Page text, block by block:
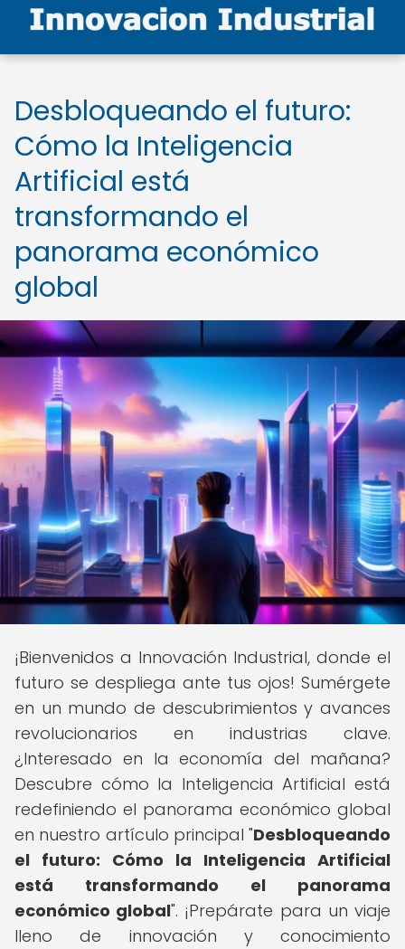
Desbloqueando el futuro:
Cómo la Inteligencia
Artificial está
transformando el
panorama económico
global
¡Bienvenidos a Innovación Industrial, donde el
futuro se despliega ante tus ojos! Sumérgete
en un mundo de descubrimientos y avances
revolucionarios en industrias clave.
¿Interesado en la economía del mañana?
Descubre cómo la Inteligencia Artificial está
redefiniendo el panorama económico global
en nuestro artículo principal "Desbloqueando
el futuro: Cómo la Inteligencia Artificial
está transformando el panorama
económico global". ¡Prepárate para un viaje
lleno de innovación y conocimiento